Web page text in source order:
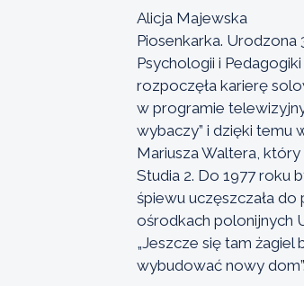
Alicja Majewska
Piosenkarka. Urodzona
Psychologii i
rozpoczęła karierę
w programie
wybaczy” i dzięki temu
Mariusza Waltera,
Studia 2. Do 1977 roku
śpiewu uczęszczała do
ośrodkach polonijnych
„Jeszcze się tam żagiel
wybudować nowy dom”.